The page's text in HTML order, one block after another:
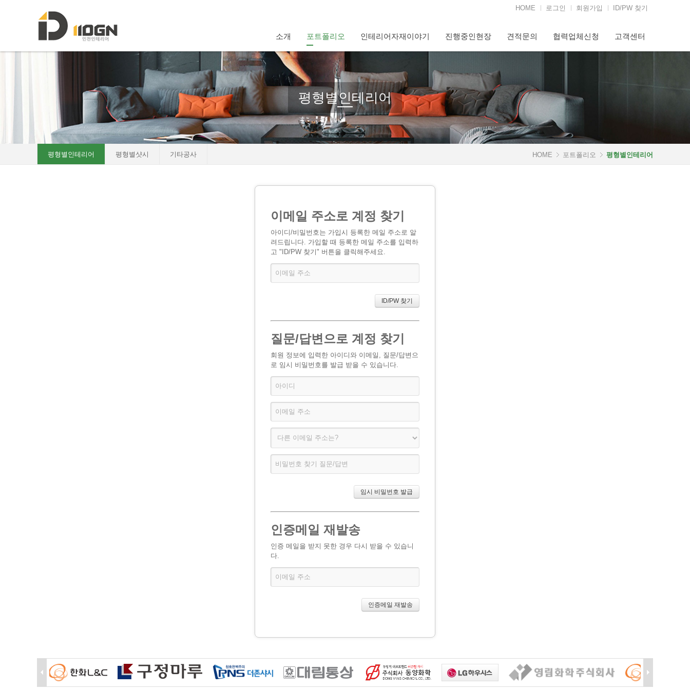
HOME
로그인 회원가입 ID/PW 찾기
소개 포트폴리오 인테리어자재이야기 진행중인현장 견적문의 협력업체신청 고객센터
평형별인테리어
평형별인테리어 평형별샷시 기타공사 HOME 포트폴리오 평형별인테리어
이메일 주소로 계정 찾기
아이디/비밀번호는 가입시 등록한 메일 주소로 알
려드립니다. 가입할 때 등록한 메일 주소를 입력하
고 "ID/PW 찾기" 버튼을 클릭해주세요.
질문/답변으로 계정 찾기
회원 정보에 입력한 아이디와 이메일, 질문/답변으
로 임시 비밀번호를 발급 받을 수 있습니다.
인증메일 재발송
인증 메일을 받지 못한 경우 다시 받을 수 있습니
다.
회원가입
소개
- 평형별인테리어
인테리어자재이야기